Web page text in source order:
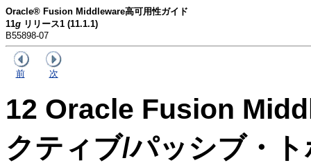
Oracle® Fusion Middleware高可用性ガイド
11g リリース1 (11.1.1)
B55898-07
前 次
12 Oracle Fusion
クティブ/パッシブ・